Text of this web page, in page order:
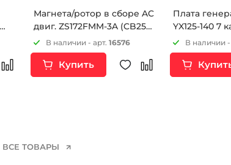
Магнета/ротор в сборе AC
двиг. ZS172FMM-3A (CB250-
F) ZS174MN-3 (CBS300)
В наличии - арт. 16576
Купить
Плата
YX125-140 7
В наличии -
ВСЕ ТОВАРЫ